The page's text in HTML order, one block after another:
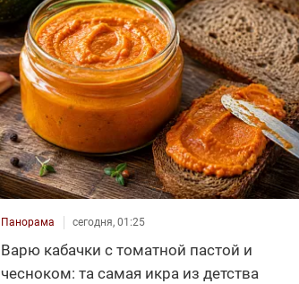
Панорама сегодня, 01:25
Варю кабачки с томатной пастой и
чесноком: та самая икра из детства